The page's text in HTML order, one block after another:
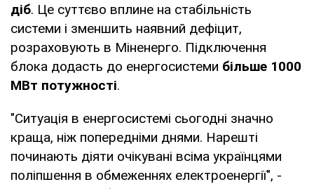
діб. Це суттєво вплине на стабільність
системи і зменшить наявний дефіцит,
розраховують в Міненерго. Підключення
блока додасть до енергосистеми більше 1000
МВт потужності.
"Ситуація в енергосистемі сьогодні значно
краща, ніж попередніми днями. Нарешті
починають діяти очікувані всіма українцями
поліпшення в обмеженнях електроенергії", -